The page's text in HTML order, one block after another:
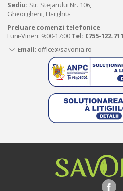
Sediu: Str. Stejarului Nr. 106,
Gheorgheni, Harghita
Preluare comenzi telefonice
Luni-Vineri: 9:00-17:00 Tel: 0755-122.711
Email: office@savonia.ro